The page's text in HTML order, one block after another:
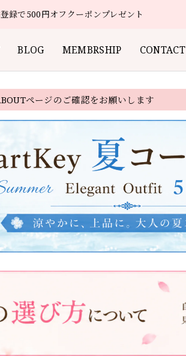
録で500円オフクーポンプレゼント
BLOG MEMBRSHIP CONTACT
ページのご確認をお願いします